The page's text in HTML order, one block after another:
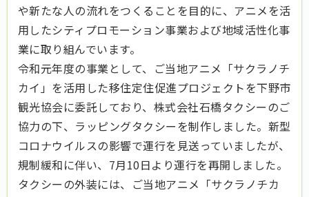
や新たな人の流れをつくることを目的に、アニメを活
用したシティプロモーション事業および地域活性化事
業に取り組んでいます。
令和元年度の事業として、ご当地アニメ「サクラノチ
カイ」を活用した移住定住促進プロジェクトを下野市
観光協会に委託しており、株式会社石橋タクシーのご
協力の下、ラッピングタクシーを制作しました。新型
コロナウイルスの影響で運行を見送っていましたが、
規制緩和に伴い、7月10日より運行を再開しました。
タクシーの外装には、ご当地アニメ「サクラノチカ